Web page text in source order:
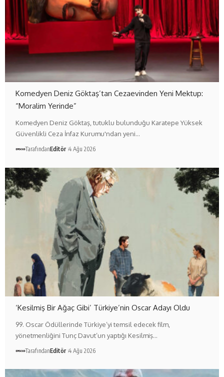
Komedyen Deniz Göktaş’tan Cezaevinden Yeni Mektup:
“Moralim Yerinde”
Komedyen Deniz Göktaş, tutuklu bulunduğu Karatepe Yüksek
Güvenlikli Ceza İnfaz Kurumu'ndan yeni…
TarafındanEditör 4 Ağu 2026
‘Kesilmiş Bir Ağaç Gibi’ Türkiye’nin Oscar Adayı Oldu
99. Oscar Ödüllerinde Türkiye’yi temsil edecek film,
yönetmenliğini Tunç Davut’un yaptığı Kesilmiş…
TarafındanEditör 4 Ağu 2026